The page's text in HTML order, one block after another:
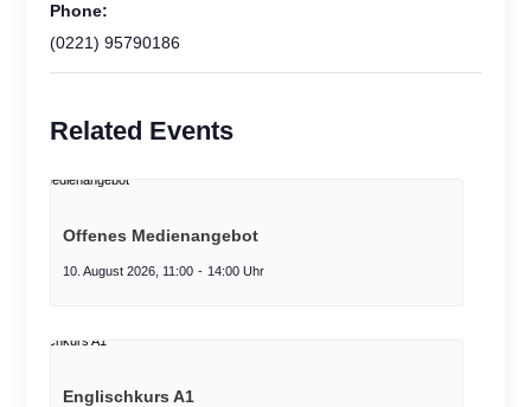
Phone:
(0221) 95790186
Related Events
Offenes Medienangebot
10. August 2026, 11:00 - 14:00
Englischkurs A1